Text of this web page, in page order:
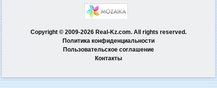
Copyright © 2009-2026 Real-Kz.com. All rights reserved.
Политика конфиденциальности
Пользовательское соглашение
Контакты